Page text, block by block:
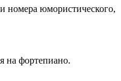
номера юмористического,
на фортепиано.